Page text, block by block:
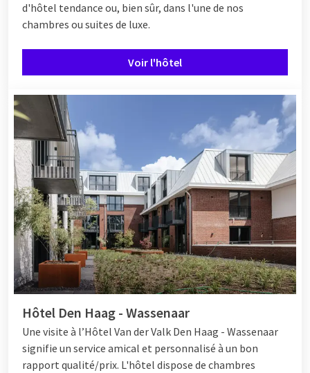
d'hôtel tendance ou, bien sûr, dans l'une de nos
chambres ou suites de luxe.
Voir l'hôtel
Hôtel Den Haag - Wassenaar
Une visite à l’Hôtel Van der Valk Den Haag - Wassenaar
signifie un service amical et personnalisé à un bon
rapport qualité/prix. L'hôtel dispose de chambres